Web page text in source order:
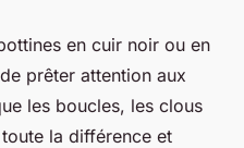
en cuir noir ou en
prêter attention aux
les boucles, les clous
la différence et